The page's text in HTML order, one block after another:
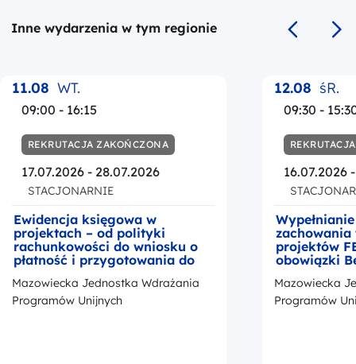
Inne wydarzenia w tym regionie
Poprzedni
11.08 WT.
09:00 - 16:15
REKRUTACJA ZAKOŃCZONA
17.07.2026 - 28.07.2026
STACJONARNIE
Ewidencja księgowa w
projektach – od polityki
rachunkowości do wniosku o
płatność i przygotowania do
kontroli
Mazowiecka Jednostka Wdrażania
Programów Unijnych
12.08 śR.
09:30 -
16.07.2026
zachowania
projektów
obowiązki
okresie
z
promocji
Mazowiecka
Programów